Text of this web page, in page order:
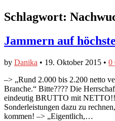
Schlagwort:
Jammern auf
by Danika • 19. Oktober 2015 • 0
–> „Rund 2.000 bis 2.200 netto
Branche.“ Bitte???? Die
eindeutig BRUTTO mit
Sonderleistungen dazu zu
kommen! –> „Eigentlich,…